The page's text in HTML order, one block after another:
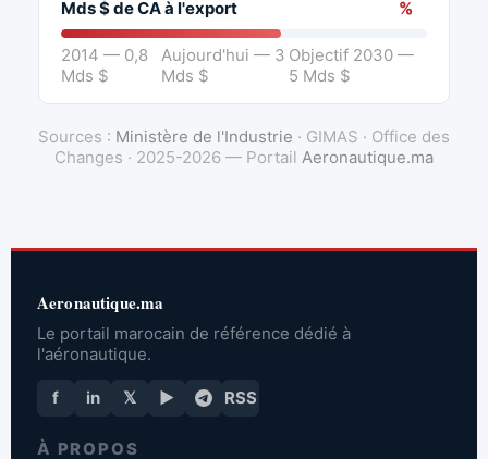
Mds $ de CA à l'export
%
2014 — 0,8
Mds $
Aujourd'hui — 3
Mds $
Objectif 2030 —
5 Mds $
Sources : Ministère de l'Industrie · GIMAS · Office des
Changes · 2025-2026 — Portail Aeronautique.ma
Aeronautique.ma
Le portail marocain de référence dédié à
l'aéronautique.
f in 𝕏 ▶ RSS
À PROPOS